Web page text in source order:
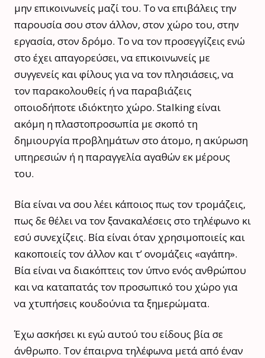
μην επικοινωνείς μαζί του. Το να επιβάλεις την
παρουσία σου στον άλλον, στον χώρο του, στην
εργασία, στον δρόμο. Το να τον προσεγγίζεις ενώ
στο έχει απαγορεύσει, να επικοινωνείς με
συγγενείς και φίλους για να τον πλησιάσεις, να
τον παρακολουθείς ή να παραβιάζεις
οποιοδήποτε ιδιόκτητο χώρο. Stalking είναι
ακόμη η πλαστοπροσωπία με σκοπό τη
δημιουργία προβλημάτων στο άτομο, η ακύρωση
υπηρεσιών ή η παραγγελία αγαθών εκ μέρους
του.
Βία είναι να σου λέει κάποιος πως τον τρομάζεις,
πως δε θέλει να τον ξανακαλέσεις στο τηλέφωνο κι
εσύ συνεχίζεις. Βία είναι όταν χρησιμοποιείς και
κακοποιείς τον άλλον και τ’ ονομάζεις «αγάπη».
Βία είναι να διακόπτεις τον ύπνο ενός ανθρώπου
και να καταπατάς τον προσωπικό του χώρο για
να χτυπήσεις κουδούνια τα ξημερώματα.
Έχω ασκήσει κι εγώ αυτού του είδους βία σε
άνθρωπο. Τον έπαιρνα τηλέφωνα μετά από έναν